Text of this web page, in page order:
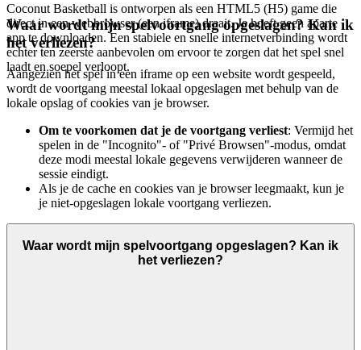
Coconut Basketball is ontworpen als een HTML5 (H5) game die
direct in een webbrowser (een iframe) draait. Je hoeft geen aparte
app te downloaden. Een stabiele en snelle internetverbinding wordt
echter ten zeerste aanbevolen om ervoor te zorgen dat het spel snel
laadt en soepel verloopt.
Waar wordt mijn spelvoortgang opgeslagen? Kan ik
het verliezen?
Aangezien het spel in een iframe op een website wordt gespeeld,
wordt de voortgang meestal lokaal opgeslagen met behulp van de
lokale opslag of cookies van je browser.
Om te voorkomen dat je de voortgang verliest: Vermijd het
spelen in de "Incognito"- of "Privé Browsen"-modus, omdat
deze modi meestal lokale gegevens verwijderen wanneer de
sessie eindigt.
Als je de cache en cookies van je browser leegmaakt, kun je
je niet-opgeslagen lokale voortgang verliezen.
Waar wordt mijn spelvoortgang opgeslagen? Kan ik
het verliezen?